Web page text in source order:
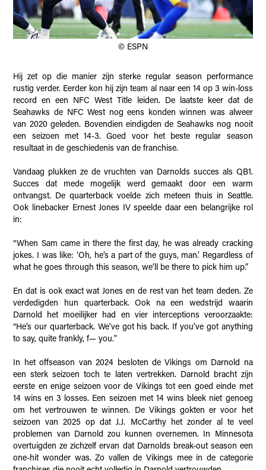
© ESPN
Hij zet op die manier zijn sterke regular season performance
rustig verder. Eerder kon hij zijn team al naar een 14 op 3 win-loss
record en een NFC West Title leiden. De laatste keer dat de
Seahawks de NFC West nog eens konden winnen was alweer
van 2020 geleden. Bovendien eindigden de Seahawks nog nooit
een seizoen met 14-3. Goed voor het beste regular season
resultaat in de geschiedenis van de franchise.
Vandaag plukken ze de vruchten van Darnolds succes als QB1.
Succes dat mede mogelijk werd gemaakt door een warm
ontvangst. De quarterback voelde zich meteen thuis in Seattle.
Ook linebacker Ernest Jones IV speelde daar een belangrijke rol
in:
“When Sam came in there the first day, he was already cracking
jokes. I was like: ‘Oh, he’s a part of the guys, man.’ Regardless of
what he goes through this season, we’ll be there to pick him up.”
En dat is ook exact wat Jones en de rest van het team deden. Ze
verdedigden hun quarterback. Ook na een wedstrijd waarin
Darnold het moeilijker had en vier interceptions veroorzaakte:
“He’s our quarterback. We’ve got his back. If you’ve got anything
to say, quite frankly, f— you."
In het offseason van 2024 besloten de Vikings om Darnold na
een sterk seizoen toch te laten vertrekken. Darnold bracht zijn
eerste en enige seizoen voor de Vikings tot een goed einde met
14 wins en 3 losses. Een seizoen met 14 wins bleek niet genoeg
om het vertrouwen te winnen. De Vikings gokten er voor het
seizoen van 2025 op dat J.J. McCarthy het zonder al te veel
problemen van Darnold zou kunnen overnemen. In Minnesota
overtuigden ze zichzelf ervan dat Darnolds break-out season een
one-hit wonder was. Zo vallen de Vikings mee in de categorie